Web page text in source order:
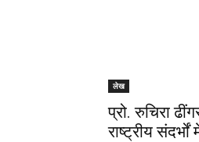
लेख
प्रो. रुचिरा
राष्ट्रीय संदर्भों